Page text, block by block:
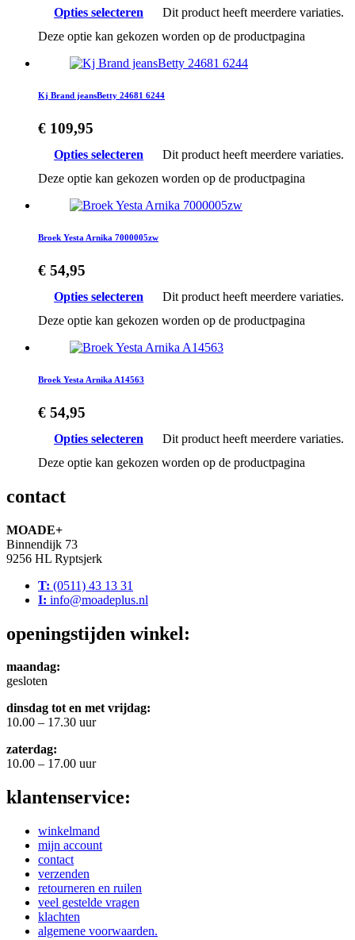
Opties selecteren
Dit product heeft meerdere variaties.
Deze optie kan gekozen worden op de productpagina
Kj Brand jeansBetty 24681 6244
€ 109,95
Opties selecteren
Dit product heeft meerdere variaties.
Deze optie kan gekozen worden op de productpagina
Broek Yesta Arnika 7000005zw
€ 54,95
Opties selecteren
Dit product heeft meerdere variaties.
Deze optie kan gekozen worden op de productpagina
Broek Yesta Arnika A14563
€ 54,95
Opties selecteren
Dit product heeft meerdere variaties.
Deze optie kan gekozen worden op de productpagina
contact
MOADE+
Binnendijk 73
9256 HL Ryptsjerk
T: (0511) 43 13 31
I: info@moadeplus.nl
openingstijden winkel:
maandag:
gesloten
dinsdag tot en met vrijdag:
10.00 – 17.30 uur
zaterdag:
10.00 – 17.00 uur
klantenservice:
winkelmand
mijn account
contact
verzenden
retourneren en ruilen
veel gestelde vragen
klachten
algemene voorwaarden.